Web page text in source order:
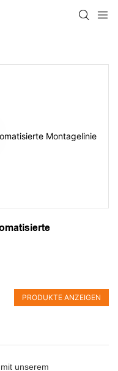
PRODUKTE ANZEIGEN
unserem